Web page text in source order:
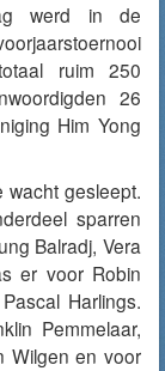
werd in de
ruim 250
26
Him Yong
wacht gesleept.
sparren
Balradj, Vera
er voor Robin
Harlings.
Pemmelaar,
Wilgen en voor